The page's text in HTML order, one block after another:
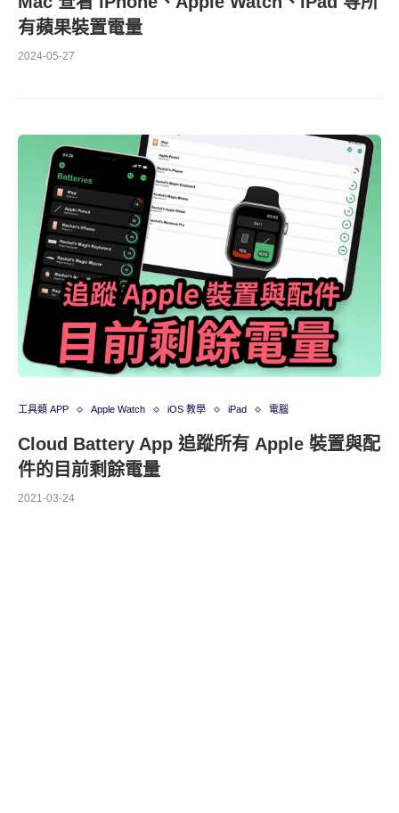
有蘋果裝置電量
2024-05-27
工具類 APP Apple Watch iOS 教學 iPad 電腦
Cloud Battery App 追蹤所有 Apple 裝置與配
件的目前剩餘電量
2021-03-24